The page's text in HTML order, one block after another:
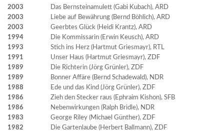
2003
Das Bernsteinamulett (Gabi Kubach), ARD
2003
Liebe auf Bewährung (Bernd Böhlich), ARD
2003
Geerbtes Glück (Heidi Krantz), ARD
1994
Die Kommissarin (Erwin Keusch), ARD
1993
Stich ins Herz (Hartmut Griesmayr), RTL
1991
Unser Haus (Hartmut Griesmayr), ZDF
1989
Die Richterin (Jörg Grünler), ZDF
1989
Bonner Affäre (Bernd Schadewald), NDR
1988
Ede und das Kind (Jörg Grünler), ZDF
1986
Zieh den Stecker raus (Ephraim Kishon), SFB
1986
Nebenwirkungen (Ralph Bridle), NDR
1983
George Riley (Michael Günther), ZDF
1982
Die Gartenlaube (Herbert Ballmann), ZDF